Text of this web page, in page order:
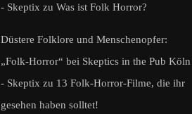
- Skeptix zu Was ist Folk Horror?
Düstere Folklore und Menschenopfer:
„Folk-Horror“ bei Skeptics in the Pub Köln
- Skeptix zu 13 Folk-Horror-Filme, die ihr
gesehen haben solltet!